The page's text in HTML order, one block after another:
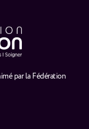
par la Fédération